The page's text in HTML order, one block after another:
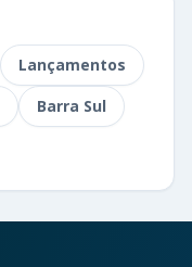
Lançamentos
Barra Sul